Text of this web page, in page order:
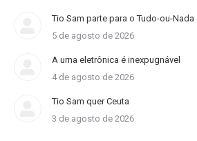
Tio Sam parte para o Tudo-ou-Nada
5 de agosto de 2026
A urna eletrônica é inexpugnável
4 de agosto de 2026
Tio Sam quer Ceuta
3 de agosto de 2026